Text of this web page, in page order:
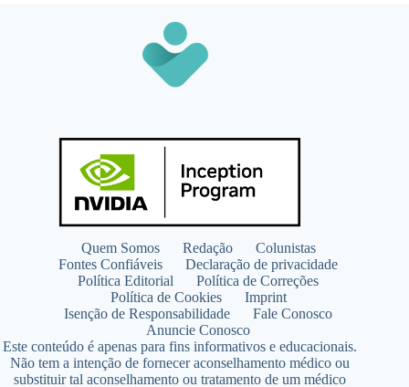
Quem Somos Redação
Colunistas
Fontes Confiáveis
Declaração de privacidade
Política Editorial
Política de Correções
Política de Cookies
Imprint
Isenção de Responsabilidade
Fale Conosco
Anuncie Conosco
Este conteúdo é apenas para fins informativos e educacionais.
Não tem a intenção de fornecer aconselhamento médico ou
substituir tal aconselhamento ou tratamento de um médico